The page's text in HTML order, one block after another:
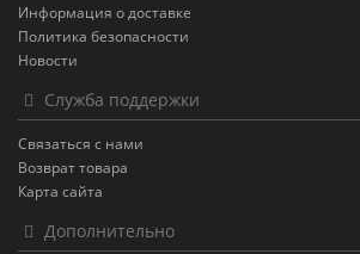
Информация о доставке
Политика безопасности
Новости
Служба поддержки
Связаться с нами
Возврат товара
Карта сайта
Дополнительно